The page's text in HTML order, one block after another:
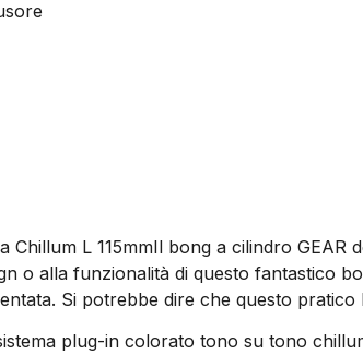
Chillum L 115mmIl bong a cilindro GEAR
o alla funzionalità di questo fantastico
Si potrebbe dire che questo
plug-in colorato tono su tono